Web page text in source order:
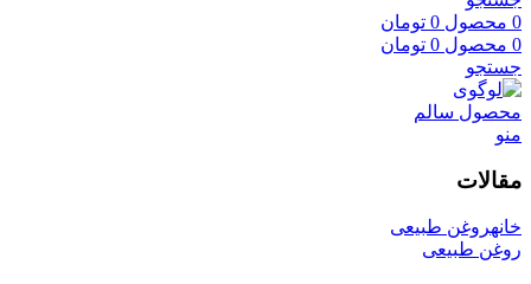
0 محصول 0 تومان
0 محصول 0 تومان
جستجو
منو
مقالات
خانهروغن طبیعی
روغن طبیعی